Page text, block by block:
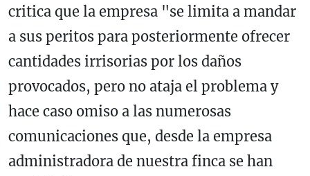
critica que la empresa "se limita a mandar
a sus peritos para posteriormente ofrecer
cantidades irrisorias por los daños
provocados, pero no ataja el problema y
hace caso omiso a las numerosas
comunicaciones que, desde la empresa
administradora de nuestra finca se han